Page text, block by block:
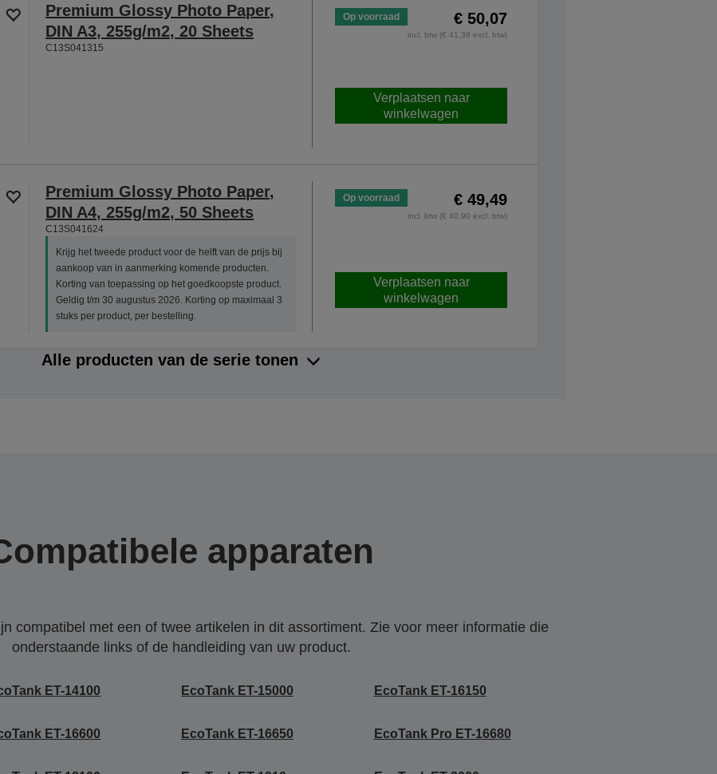
Premium Glossy Photo Paper,
DIN A3, 255g/m2, 20 Sheets
C13S041315
Op voorraad € 50,07
incl. btw (€ 41,38 excl. btw)
Verplaatsen naar
winkelwagen
Premium Glossy Photo Paper,
DIN A4, 255g/m2, 50 Sheets
C13S041624
Krijg het tweede product voor de helft van de prijs bij
aankoop van in aanmerking komende producten.
Korting van toepassing op het goedkoopste product.
Geldig t/m 30 augustus 2026. Korting op maximaal 3
stuks per product, per bestelling.
Op voorraad € 49,49
incl. btw (€ 40,90 excl. btw)
Verplaatsen naar
winkelwagen
Alle producten van de serie tonen
apparaten
compatibel met een of twee artikelen in dit assortiment. Zie voor meer informatie die
onderstaande links of de handleiding van uw product.
ET-14100 EcoTank ET-15000 EcoTank ET-16150
ET-16600 EcoTank ET-16650 EcoTank Pro ET-16680